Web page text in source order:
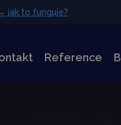
Reference
jak to funguje?
jak to funguje?